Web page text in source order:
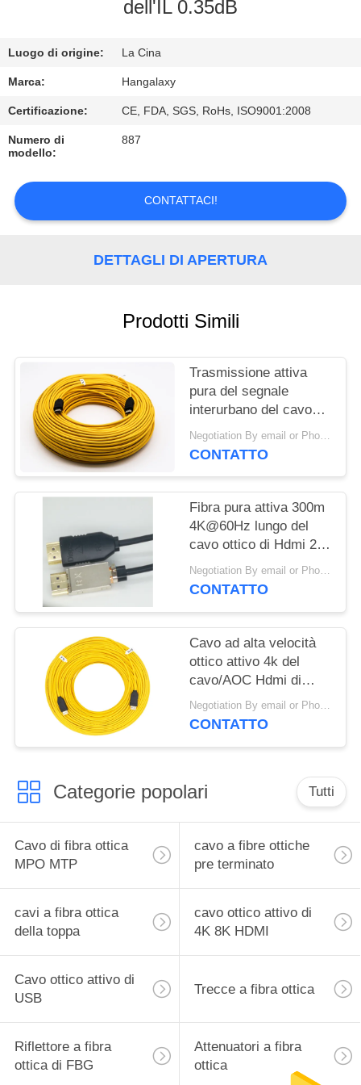
CONTROLLO
DI
QUALITÀ
CONTATTICI
RICHIEDA
CITAZIONE
dell'IL 0.35dB
Luogo di origine: La Cina
Marca: Hangalaxy
Certificazione: CE, FDA, SGS, RoHs, ISO9001:2008
Numero di
modello:
887
CONTATTACI!
DETTAGLI DI APERTURA
Prodotti Simili
Trasmissione attiva
pura del segnale
interurbano del cavo
ottico LSZH di 4K 8K
HDMI
Negotiation By email or Phone Call MOQ:Dire di MOQ è 10pcs
CONTATTO
Fibra pura attiva 300m
4K@60Hz lungo del
cavo ottico di Hdmi 2,0
4 4 4 18Gbps
Negotiation By email or Phone Call MOQ:Dire di MOQ è 10pcs
CONTATTO
Cavo ad alta velocità
ottico attivo 4k del
cavo/AOC Hdmi di
Hangalaxy 4K 8K
HDMI
Negotiation By email or Phone Call MOQ:Dire di MOQ è 10pcs
CONTATTO
Categorie popolari Tutti
Cavo di fibra ottica
MPO MTP
cavo a fibre ottiche
pre terminato
cavi a fibra ottica
della toppa
cavo ottico attivo di
4K 8K HDMI
Cavo ottico attivo di
USB
Trecce a fibra ottica
Riflettore a fibra
ottica di FBG
Attenuatori a fibra
ottica